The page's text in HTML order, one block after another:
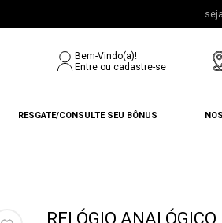
Bem-Vindo(a)!
Entre ou cadastre-se
RESGATE/CONSULTE SEU BÔNUS
RELÓGIO